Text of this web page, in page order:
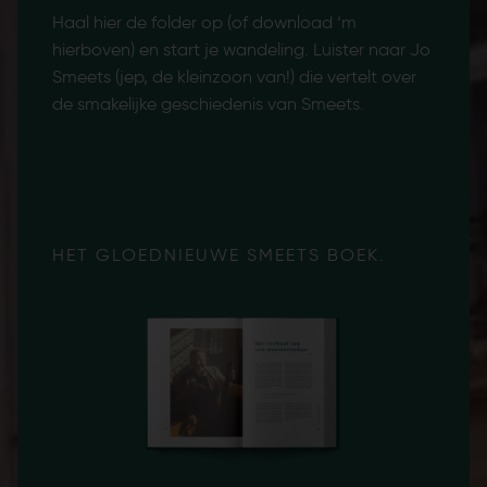
Haal hier de folder op (of download ‘m
hierboven) en start je wandeling. Luister naar Jo
Smeets (jep, de kleinzoon van!) die vertelt over
de smakelijke geschiedenis van Smeets.
HET GLOEDNIEUWE SMEETS BOEK.